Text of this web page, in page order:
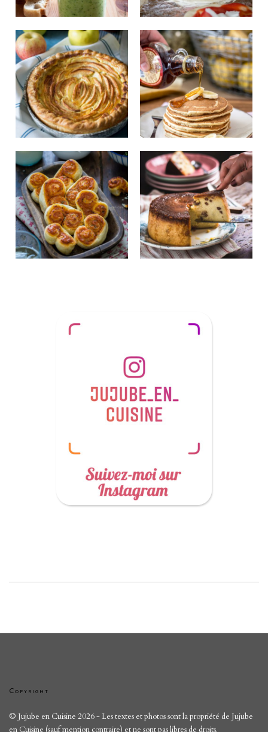
Copyright
© Jujube en Cuisine 2026 - Les textes et photos sont la propriété de Jujube
en Cuisine (sauf mention contraire) etne sont pas libres de droits.